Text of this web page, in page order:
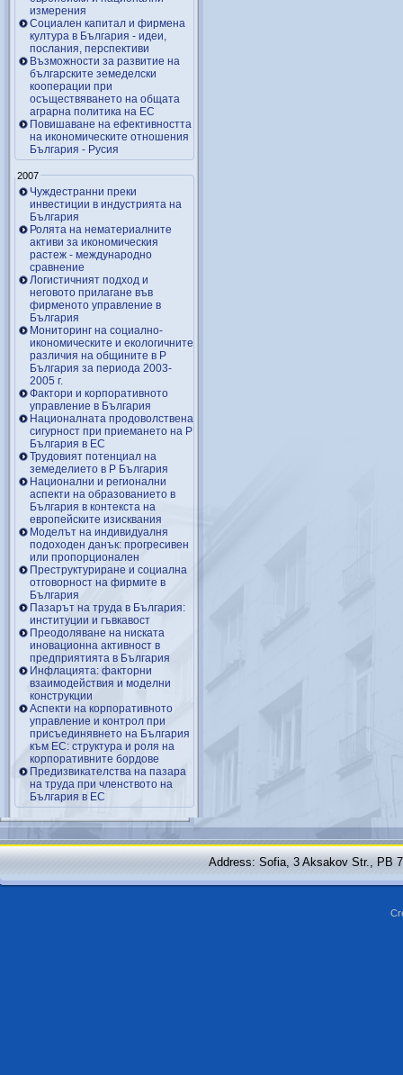
измерения
Социален капитал и фирмена
култура в България - идеи,
послания, перспективи
Възможности за развитие на
българските земеделски
кооперации при
осъществяването на общата
аграрна политика на ЕС
Повишаване на ефективността
на икономическите отношения
България - Русия
2007
Чуждестранни преки
инвестиции в индустрията на
България
Ролята на нематериалните
активи за икономическия
растеж - международно
сравнение
Логистичният подход и
неговото прилагане във
фирменото управление в
България
Мониторинг на социално-
икономическите и екологичните
различия на общините в Р
България за периода 2003-
2005 г.
Фактори и корпоративното
управление в България
Националната продоволствена
сигурност при приемането на Р
България в ЕС
Трудовият потенциал на
земеделието в Р България
Национални и регионални
аспекти на образованието в
България в контекста на
европейските изисквания
Моделът на индивидуалня
подоходен данък: прогресивен
или пропорционален
Преструктуриране и социална
отговорност на фирмите в
България
Пазарът на труда в България:
институции и гъвкавост
Преодоляване на ниската
иновационна активност в
предприятията в България
Инфлацията: факторни
взаимодействия и моделни
конструкции
Аспекти на корпоративното
управление и контрол при
присъединявнето на България
към ЕС: структура и роля на
корпоративните бордове
Предизвикателства на пазара
на труда при членството на
България в ЕС
Address: Sofia, 3 Aksakov Str., PB